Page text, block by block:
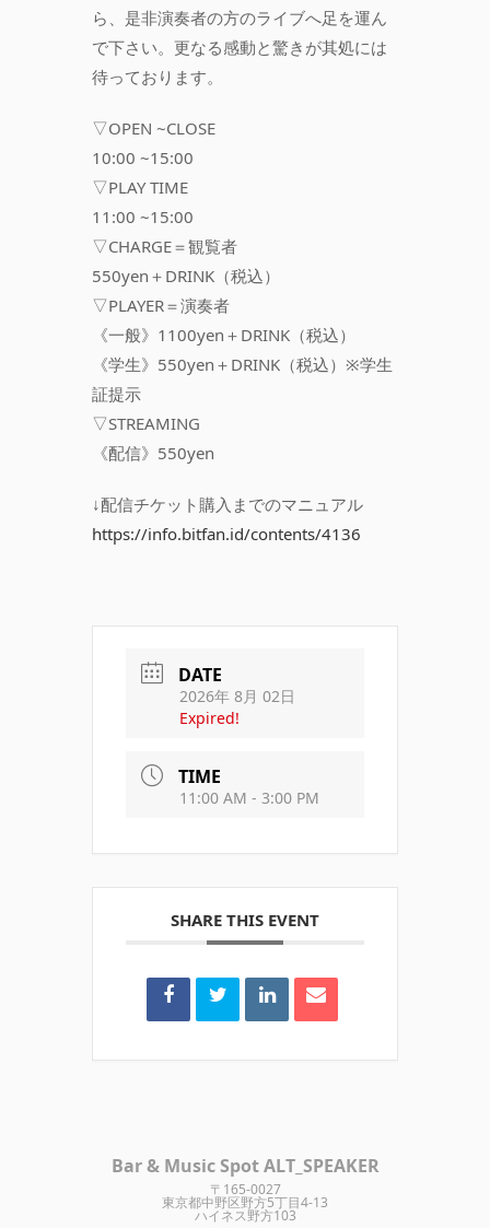
ら、是非演奏者の方のライブへ足を運ん
で下さい。更なる感動と驚きが其処には
待っております。
▽OPEN ~CLOSE
10:00 ~15:00
▽PLAY TIME
11:00 ~15:00
▽CHARGE＝観覧者
550yen＋DRINK（税込）
▽PLAYER＝演奏者
《一般》1100yen＋DRINK（税込）
《学生》550yen＋DRINK（税込）※学生
証提示
▽STREAMING
《配信》550yen
↓配信チケット購入までのマニュアル
https://info.bitfan.id/contents/4136
DATE
2026年 8月 02日
Expired!
TIME
11:00 AM - 3:00 PM
SHARE THIS EVENT
Bar & Music Spot ALT_SPEAKER
〒165-0027
東京都中野区野方5丁目4-13
ハイネス野方103